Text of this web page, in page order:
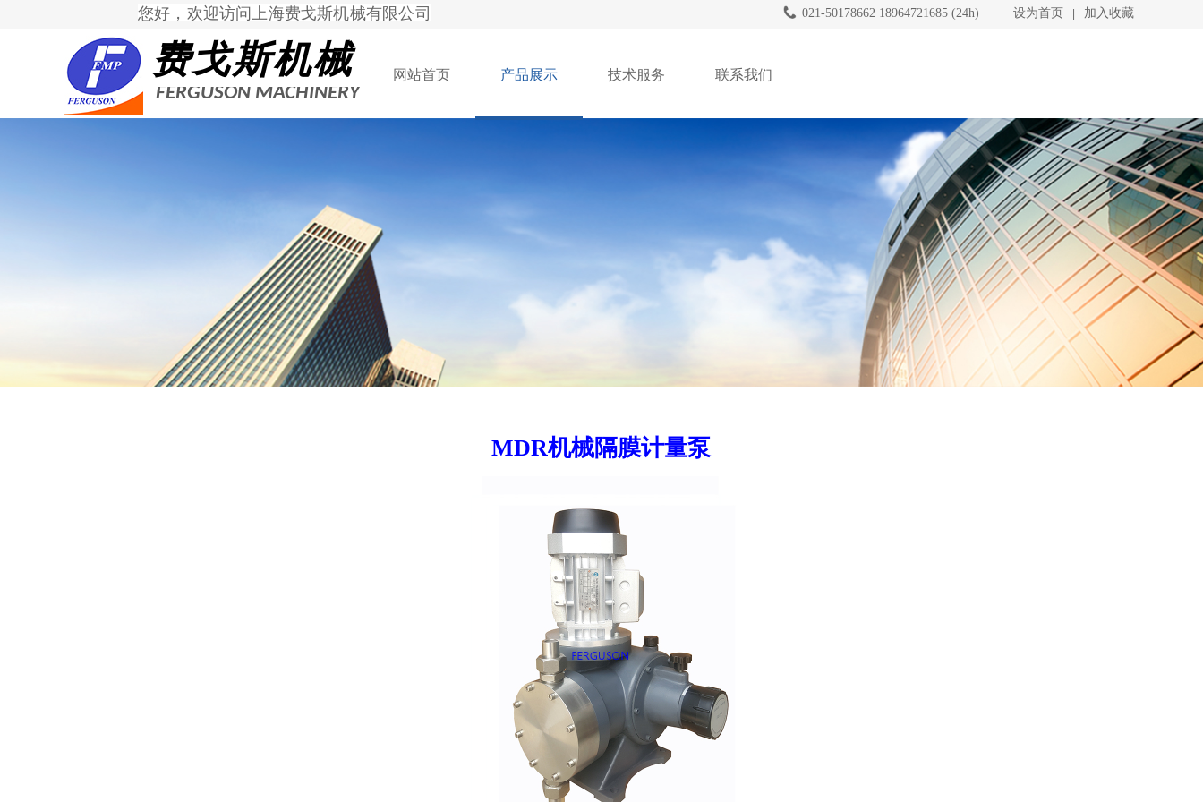
您好，欢迎访问上海费戈斯机械有限公司 021-50178662 18964721685 (24h) 设为首页 加入收藏
FERGUSON MACHINERY
费戈斯机械 网站首页 产品展示 技术服务 联系我们
MDR机械隔膜计量泵